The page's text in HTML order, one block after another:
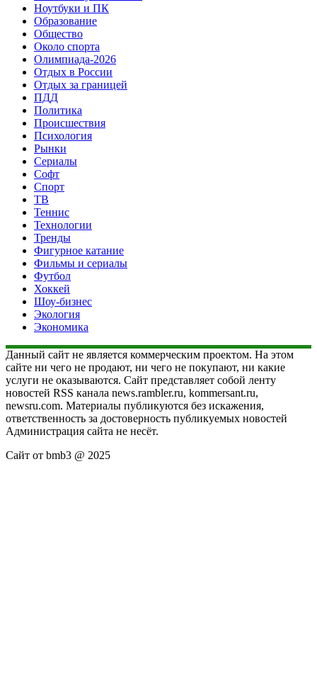
Ноутбуки и ПК
Образование
Общество
Около спорта
Олимпиада-2026
Отдых в России
Отдых за границей
ПДД
Политика
Происшествия
Психология
Рынки
Сериалы
Софт
Спорт
ТВ
Теннис
Технологии
Тренды
Фигурное катание
Фильмы и сериалы
Футбол
Хоккей
Шоу-бизнес
Экология
Экономика
Данный сайт не является коммерческим проектом. На этом
сайте ни чего не продают, ни чего не покупают, ни какие
услуги не оказываются. Сайт представляет собой ленту
новостей RSS канала news.rambler.ru, kommersant.ru,
newsru.com. Материалы публикуются без искажения,
ответственность за достоверность публикуемых новостей
Администрация сайта не несёт.
Сайт от bmb3 @ 2025